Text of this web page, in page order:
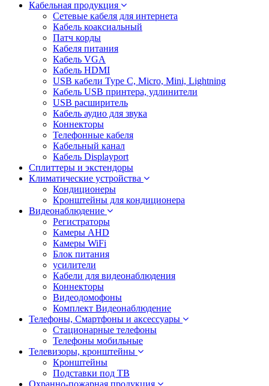
Кабельная продукция
Сетевые кабеля для интернета
Кабель коаксиальный
Патч корды
Кабеля питания
Кабель VGA
Кабель HDMI
USB кабели Type C, Micro, Mini, Lightning
Кабель USB принтера, удлинители
USB расширитель
Кабель аудио для звука
Коннекторы
Телефонные кабеля
Кабельный канал
Кабель Displayport
Сплиттеры и экстендоры
Климатические устройства
Кондиционеры
Кронштейны для кондиционера
Видеонаблюдение
Регистраторы
Камеры AHD
Камеры WiFi
Блок питания
усилители
Кабели для видеонаблюдения
Коннекторы
Видеодомофоны
Комплект Видеонаблюдение
Телефоны, Смартфоны и аксессуары
Стационарные телефоны
Телефоны мобильные
Телевизоры, кронштейны
Кронштейны
Подставки под ТВ
Охранно-пожарная продукция